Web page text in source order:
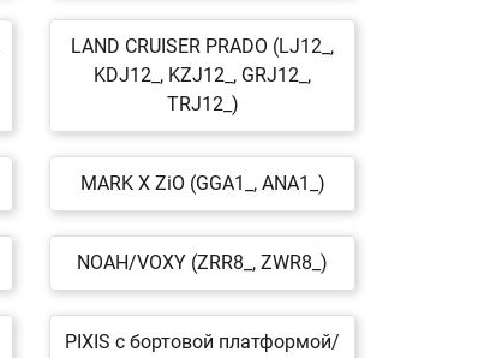
LAND CRUISER PRADO (LJ12_,
KDJ12_, KZJ12_, GRJ12_,
TRJ12_)
MARK X ZiO (GGA1_, ANA1_)
NOAH/VOXY (ZRR8_, ZWR8_)
PIXIS c бортовой платформой/